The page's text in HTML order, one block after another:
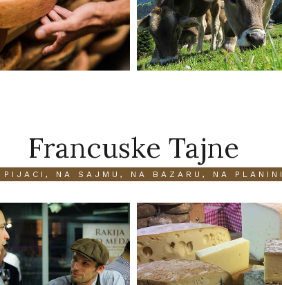
Francuske Tajne
PIJACI, NA SAJMU, NA BAZARU, NA PLANINI